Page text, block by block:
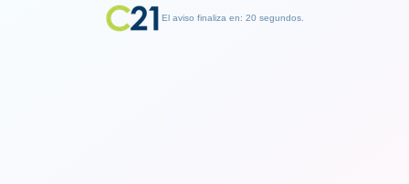
El aviso finaliza en: 19 segundos.